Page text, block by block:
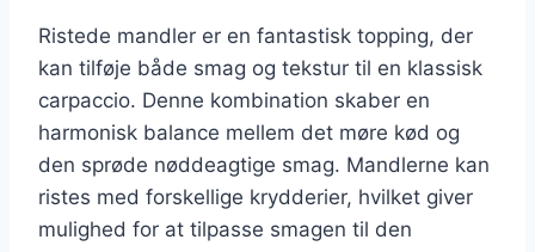
Ristede mandler er en fantastisk topping, der
kan tilføje både smag og tekstur til en klassisk
carpaccio. Denne kombination skaber en
harmonisk balance mellem det møre kød og
den sprøde nøddeagtige smag. Mandlerne kan
ristes med forskellige krydderier, hvilket giver
mulighed for at tilpasse smagen til den